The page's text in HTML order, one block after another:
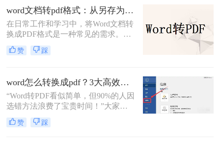
文件分享。那么word文档如何免费转
换成pdf呢？本文将详细介绍几种常用
的方法来实现这一目标。
word文档转pdf格式：从另存为到在线工具，三种路径各有取舍！
在日常工作和学习中，将Word文档转
换成PDF格式是一种常见的需求。
PDF格式不仅能够保持文档的原貌，
确保在不同平台和设备上呈现一致的
呢？本文将介绍三种高效且易于操作
的Word文档转换成PDF的方法，帮助
读者轻松应对这一需求。
赞 踩
word怎么转换成pdf？3大高效方法详解，职场人必备技能！
“Word转PDF看似简单，但90%的人因
选错方法浪费了宝贵时间！”大家
好，我是小编——一位深耕电脑办公
软件测评多年的IT博主。在日常工作
赞 踩